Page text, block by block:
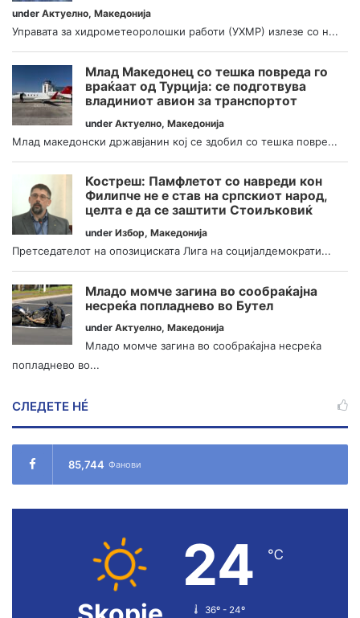
under Актуелно, Македонија
Управата за хидрометеоролошки работи (УХМР) излезе со н...
Млад Македонец со тешка повреда го
враќаат од Турција: се подготвува
владиниот авион за транспортот
under Актуелно, Македонија
Млад македонски државјанин кој се здобил со тешка повре...
Костреш: Памфлетот со навреди кон
Филипче не е став на српскиот народ,
целта е да се заштити Стоиљковиќ
under Избор, Македонија
Претседателот на опозициската Лига на социјалдемократи...
Младо момче загина во сообраќајна
несреќа попладнево во Бутел
under Актуелно, Македонија
Младо момче загина во сообраќајна несреќа
попладнево во...
СЛЕДЕТЕ НÉ
85,744 Фанови
24 ℃
36º - 24º